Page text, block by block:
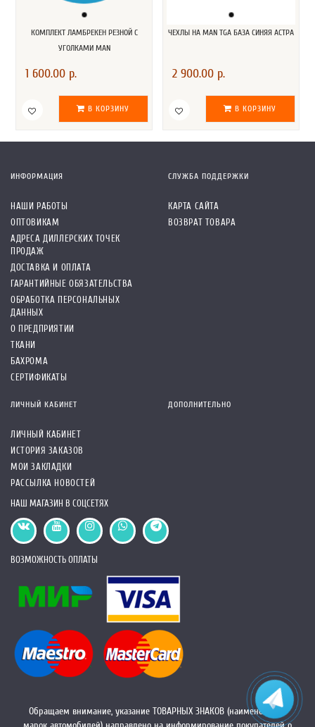
КОМПЛЕКТ ЛАМБРЕКЕН РЕЗНОЙ С
УГОЛКАМИ MAN
1 600.00 р.
В КОРЗИНУ
ЧЕХЛЫ НА MAN TGA БАЗА СИНЯЯ АСТРА
2 900.00 р.
В КОРЗИНУ
ИНФОРМАЦИЯ
НАШИ РАБОТЫ
ОПТОВИКАМ
АДРЕСА ДИЛЛЕРСКИХ ТОЧЕК
ПРОДАЖ
ДОСТАВКА И ОПЛАТА
ГАРАНТИЙНЫЕ ОБЯЗАТЕЛЬСТВА
ОБРАБОТКА ПЕРСОНАЛЬНЫХ
ДАННЫХ
О ПРЕДПРИЯТИИ
ТКАНИ
БАХРОМА
СЕРТИФИКАТЫ
СЛУЖБА ПОДДЕРЖКИ
КАРТА САЙТА
ВОЗВРАТ ТОВАРА
ЛИЧНЫЙ КАБИНЕТ
ЛИЧНЫЙ КАБИНЕТ
ИСТОРИЯ ЗАКАЗОВ
МОИ ЗАКЛАДКИ
РАССЫЛКА НОВОСТЕЙ
ДОПОЛНИТЕЛЬНО
НАШ МАГАЗИН В СОЦСЕТЯХ
ВОЗМОЖНОСТЬ ОПЛАТЫ
Обращаем внимание, указание ТОВАРНЫХ ЗНАКОВ (наименований